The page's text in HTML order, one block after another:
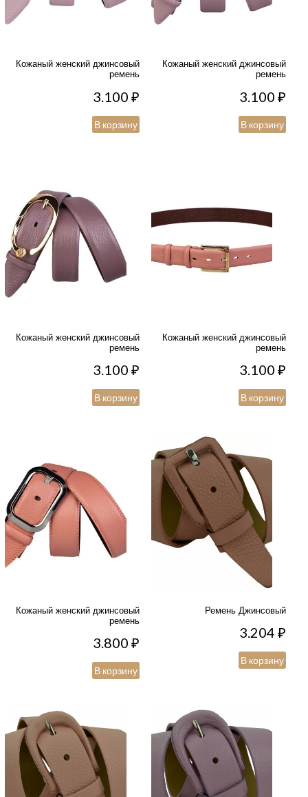
Кожаный женский джинсовый
ремень
3.100₽
В корзину
Кожаный женский джинсовый
ремень
3.100₽
В корзину
Кожаный женский джинсовый
ремень
3.100₽
В корзину
Кожаный женский джинсовый
ремень
3.100₽
В корзину
Кожаный женский джинсовый
ремень
3.800₽
В корзину
Ремень Джинсовый
3.204₽
В корзину